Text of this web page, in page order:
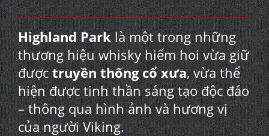
Highland Parklà một trong những
thương hiệu whisky hiếm hoi vừa giữ
đượctruyền thống cổ xưa, vừa thể
hiện được tinh thần sáng tạo độc đáo
– thông qua hình ảnh và hương vị
của người Viking.